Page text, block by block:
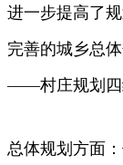
进一步提高了
完善的城乡总
——村庄规划四
总体规划方面